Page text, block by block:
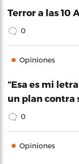
Terror a las 10
0
Opiniones
“Esa es mi
un plan contra
0
Opiniones